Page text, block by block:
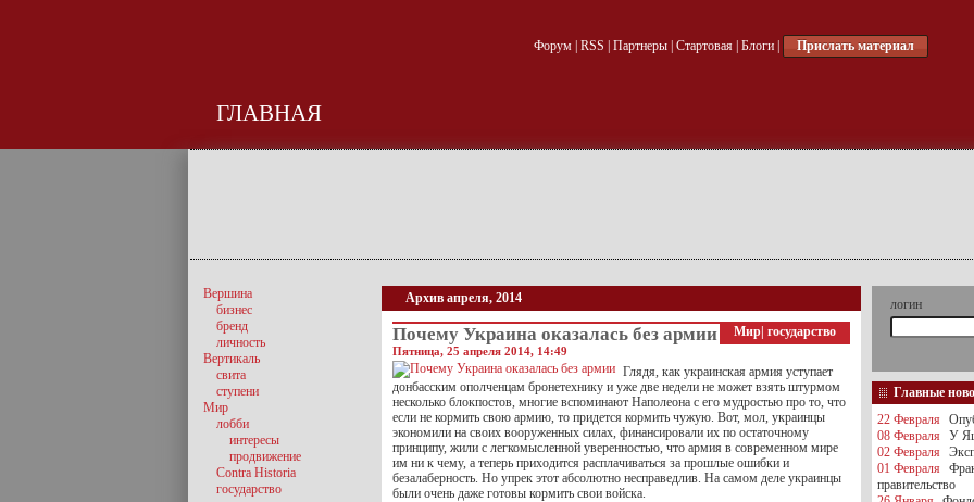
Форум| RSS Партнеры| Стартовая| Блоги| Прислать материал
ГЛАВНАЯ
Архив апреля, 2014
Мир государство
Почему Украина оказалась без армии
Пятница, 25 апреля 2014, 14:49
Глядя, как украинская армия уступает
донбасским ополченцам бронетехнику и уже две недели не может взять штурмом
несколько блокпостов, многие вспоминают Наполеона с его мудростью про то, что
если не кормить свою армию, то придется кормить чужую. Вот, мол, украинцы
экономили на своих вооруженных силах, финансировали их по остаточному
принципу, жили с легкомысленной уверенностью, что армия в современном мире
им ни к чему, а теперь приходится расплачиваться за прошлые ошибки и
безалаберность. Но упрек этот абсолютно несправедлив. На самом деле украинцы
были очень даже готовы кормить свои войска.
Вершина
бизнес
бренд
личность
Вертикаль
свита
ступени
Мир
лобби
интересы
продвижение
Contra Historia
государство
логин
Главные
22 Февраля
08 Февраля
У
02 Февраля
01 Февраля
правительство